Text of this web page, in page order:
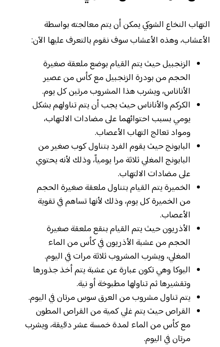
التهاب النخاع الشوكي يمكن أن يتم معالجته بواسطة
الأعشاب، وهذه الأعشاب سوف نقوم بالتعرف عليها الآن:
الزنجبيل حيث يتم القيام بوضع ملعقة صغيرة
الحجم من بودرة الزنجبيل مع كأس من عصير
الأناناس، ويشرب هذا المشروب مرتين كل يوم.
الكركم والأناناس حيث يجب أن يتم تناولهم بشكل
يومي بسبب احتوائهما على مضادات الالتهاب،
ومواد تعالج التهاب الأعصاب.
البابونج حيث يقوم الفرد بتناول كوب صغير من
البابونج المغلي ثلاثة مرا يومياً، وذلك لأنه يحتوي
على مضادات الالتهاب.
الخميرة يتم القيام بتناول ملعقة صغيرة الحجم
من الخميرة كل يوم، وذلك لأنها تساهم في تقوية
الأعصاب.
الأذريون حيث يتم القيام بنقع ملعقة صغيرة
الحجم من عشبة الأذريون في كأس من الماء
المغلي، ويشرب المشروب ثلاثة مرات في اليوم.
اليوكا وهي تكون عبارة عن عشبة يتم أخذ جذورها
وتقشيرها ثم تناولها مطبوخة أو نية.
يتم تناول مشروب من العرق سوس مرتان في اليوم.
القراص حيث يتم غلي كمية من القراص المطون
مع كأس من الماء لمدة خمسة عشر دقيقة، ويشرب
مرتان في اليوم.